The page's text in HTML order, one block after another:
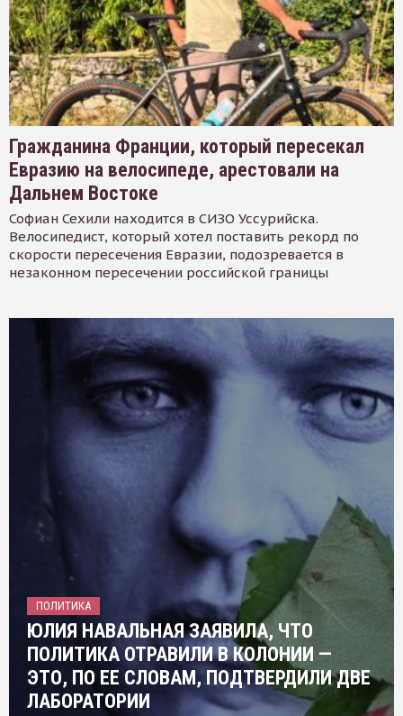
Гражданина Франции, который пересекал
Евразию на велосипеде, арестовали на
Дальнем Востоке
Софиан Сехили находится в СИЗО Уссурийска.
Велосипедист, который хотел поставить рекорд по
скорости пересечения Евразии, подозревается в
незаконном пересечении российской границы
ПОЛИТИКА
ЮЛИЯ НАВАЛЬНАЯ ЗАЯВИЛА, ЧТО
ПОЛИТИКА ОТРАВИЛИ В КОЛОНИИ —
ЭТО, ПО ЕЕ СЛОВАМ, ПОДТВЕРДИЛИ ДВЕ
ЛАБОРАТОРИИ